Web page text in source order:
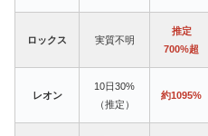
ロックス 実質不明
推定
700%超
レオン
10日30%
（推定）
約1095%